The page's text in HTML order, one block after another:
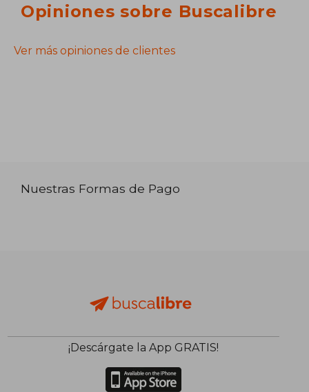
Opiniones sobre Buscalibre
Ver más opiniones de clientes
Nuestras Formas de Pago
¡Descárgate la App GRATIS!